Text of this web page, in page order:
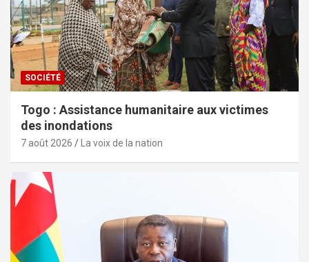
SOCIÉTÉ
Togo : Assistance humanitaire aux victimes
des inondations
7 août 2026 La voix de la nation